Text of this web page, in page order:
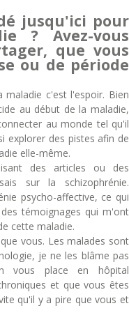
jusqu'ici pour
? Avez-vous
que vous
ou de période
c'est l'espoir. Bien
au début de la maladie,
au monde tel qu'il
explorer des pistes afin de
elle-même.
des articles ou des
sur la schizophrénie.
psycho-affective, ce qui
témoignages qui m'ont
cette maladie.
vous. Les malades sont
je ne les blâme pas
vous place en hôpital
et que vous êtes
qu'il y a pire que vous et